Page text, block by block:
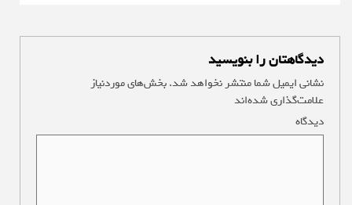
دیدگاهتان را بنویسید
نشانی ایمیل شما منتشر نخواهد شد.بخش‌های موردنیاز
علامت‌گذاری شده‌اند
دیدگاه